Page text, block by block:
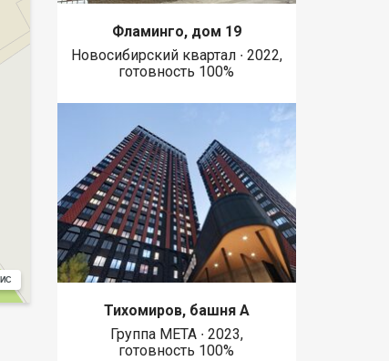
Фламинго, дом 19
Новосибирский квартал ∙ 2022,
готовность 100%
Тихомиров, башня А
Группа МЕТА ∙ 2023,
готовность 100%